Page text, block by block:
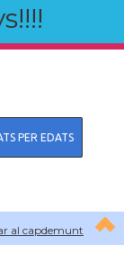
al capdemunt
PER EDATS